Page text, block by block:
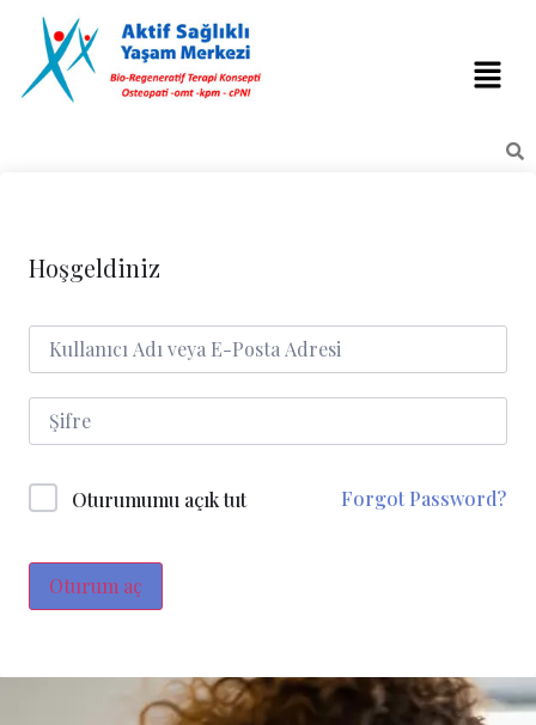
Hoşgeldiniz
Oturumumu açık tut Forgot Password?
Oturum aç